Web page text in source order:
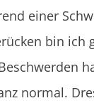
einer
bin ich
normal.